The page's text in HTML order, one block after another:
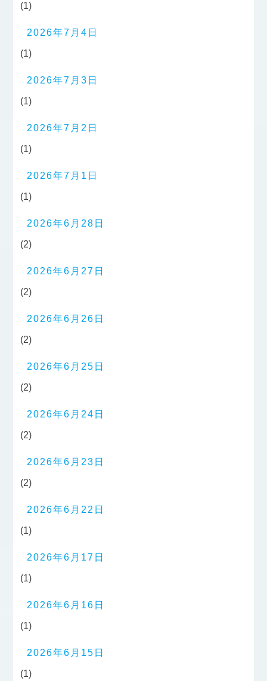
(1)
2026年7月4日
(1)
2026年7月3日
(1)
2026年7月2日
(1)
2026年7月1日
(1)
2026年6月28日
(2)
2026年6月27日
(2)
2026年6月26日
(2)
2026年6月25日
(2)
2026年6月24日
(2)
2026年6月23日
(2)
2026年6月22日
(1)
2026年6月17日
(1)
2026年6月16日
(1)
2026年6月15日
(1)